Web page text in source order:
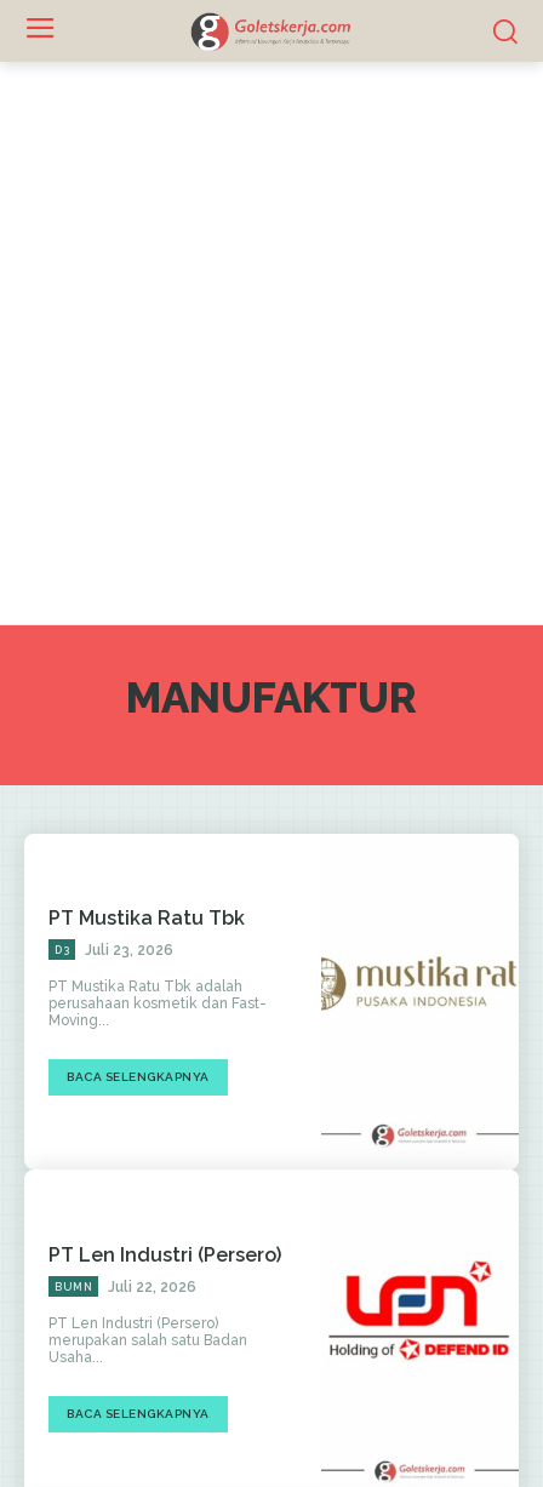
MANUFAKTUR
PT Mustika Ratu Tbk
D3 Juli 23, 2026
PT Mustika Ratu Tbk adalah
perusahaan kosmetik dan Fast-
Moving...
BACA SELENGKAPNYA
PT Len Industri (Persero)
BUMN Juli 22, 2026
PT Len Industri (Persero)
merupakan salah satu Badan
Usaha...
BACA SELENGKAPNYA